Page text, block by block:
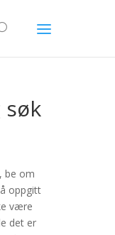
søk
be om
oppgitt
være
det er